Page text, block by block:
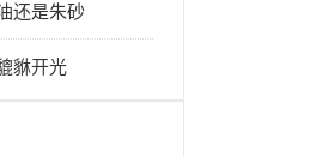
还是朱砂
貅开光